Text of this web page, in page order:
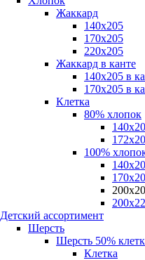
Жаккард
140x205
170х205
220х205
Жаккард в канте
140х205 в
170х205 в
Клетка
80% хлопок
100%
Детский ассортимент
Шерсть
Шерсть 50%
Клетка